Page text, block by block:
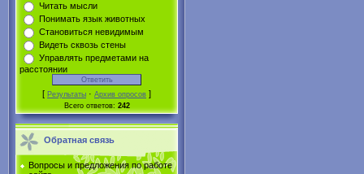
Читать мысли
Понимать язык животных
Становиться невидимым
Видеть сквозь стены
Управлять предметами на
расстоянии
[ Результаты · Архив опросов ]
Всего ответов: 242
Обратная связь
Вопросы и предложения по работе